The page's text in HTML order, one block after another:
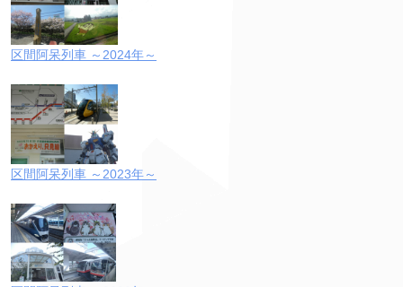
区間阿呆列車 ～2024年～
区間阿呆列車 ～2023年～